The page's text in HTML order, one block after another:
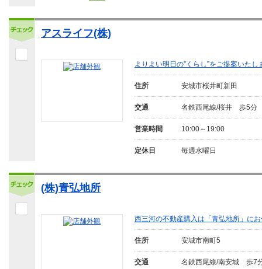
アスライフ(株)
よりよい明日の”くらし”をご提案いたし
住所 安城市桜井町新田
交通 名鉄西尾線/桜井 歩5分
営業時間 10:00～19:00
定休日 毎週水曜日
(株)青弘地所
西三河の不動産購入は「青弘地所」に
住所 安城市南町5
交通 名鉄西尾線/南安城 歩7